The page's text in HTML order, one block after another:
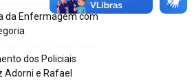
da Enfermagem com
dos Policiais
Adorni e Rafael